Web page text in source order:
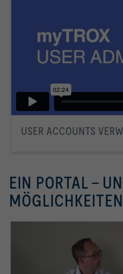
USER ACCOUNTS
EIN PORTAL –
MÖGLICHKEITEN